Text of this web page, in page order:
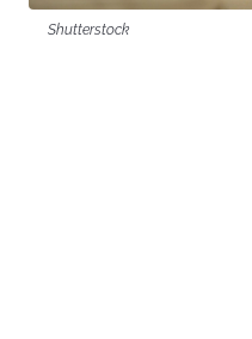
Shutterstock